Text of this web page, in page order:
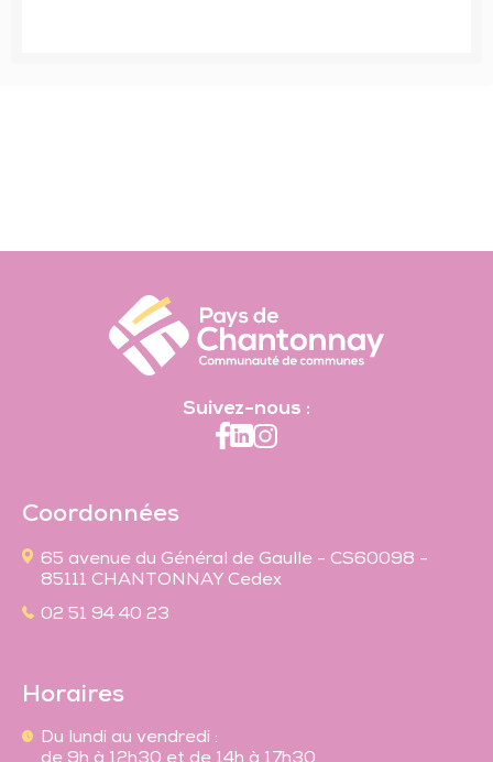
Suivez-nous :
Coordonnées
65 avenue du Général de Gaulle - CS60098 -
85111 CHANTONNAY Cedex
02 51 94 40 23
Horaires
Du lundi au vendredi :